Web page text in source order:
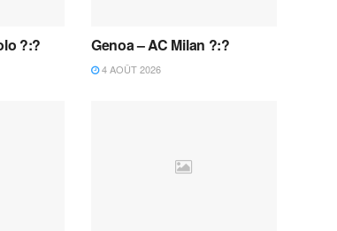
?:? Genoa – AC Milan ?:?
4 AOÛT 2026